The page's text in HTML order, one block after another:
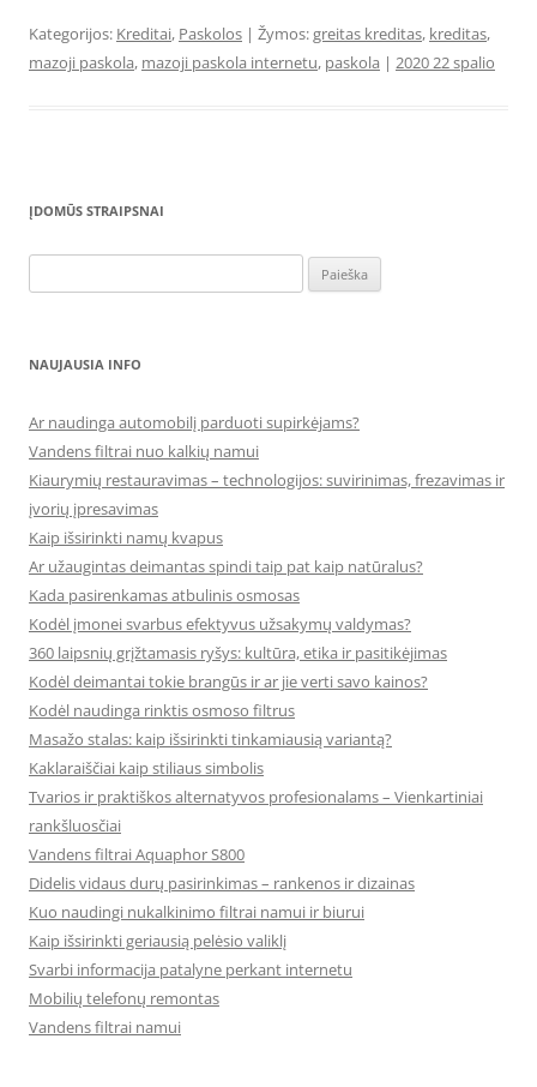
Kategorijos: Kreditai, Paskolos | Žymos:greitas kreditas, kreditas,
mazoji paskola, mazoji paskola internetu, paskola | 2020 22 spalio
ĮDOMŪS STRAIPSNAI
NAUJAUSIA INFO
Ar naudinga automobilį parduoti supirkėjams?
Vandens filtrai nuo kalkių namui
Kiaurymių restauravimas – technologijos: suvirinimas, frezavimas ir
įvorių įpresavimas
Kaip išsirinkti namų kvapus
Ar užaugintas deimantas spindi taip pat kaip natūralus?
Kada pasirenkamas atbulinis osmosas
Kodėl įmonei svarbus efektyvus užsakymų valdymas?
360 laipsnių grįžtamasis ryšys: kultūra, etika ir pasitikėjimas
Kodėl deimantai tokie brangūs ir ar jie verti savo kainos?
Kodėl naudinga rinktis osmoso filtrus
Masažo stalas: kaip išsirinkti tinkamiausią variantą?
Kaklaraiščiai kaip stiliaus simbolis
Tvarios ir praktiškos alternatyvos profesionalams – Vienkartiniai
rankšluosčiai
Vandens filtrai Aquaphor S800
Didelis vidaus durų pasirinkimas – rankenos ir dizainas
Kuo naudingi nukalkinimo filtrai namui ir biurui
Kaip išsirinkti geriausią pelėsio valiklį
Svarbi informacija patalyne perkant internetu
Mobilių telefonų remontas
Vandens filtrai namui